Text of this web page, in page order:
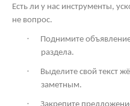
Есть ли у нас инструменты,
не вопрос.
·
Поднимите
раздела.
·
Выделите свой текст
заметным.
·